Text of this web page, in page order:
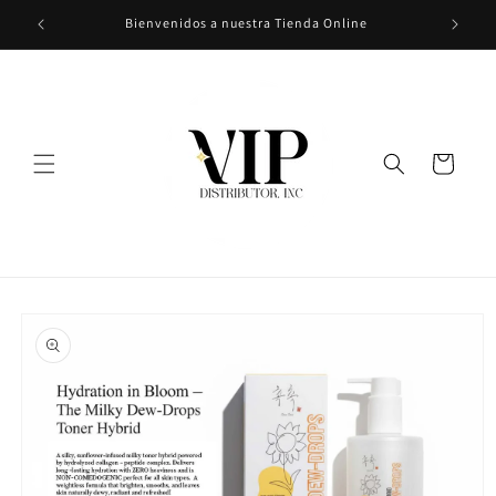
directamente
al contenido
Bienvenidos a nuestra Tienda Online
Carrito
a la
información